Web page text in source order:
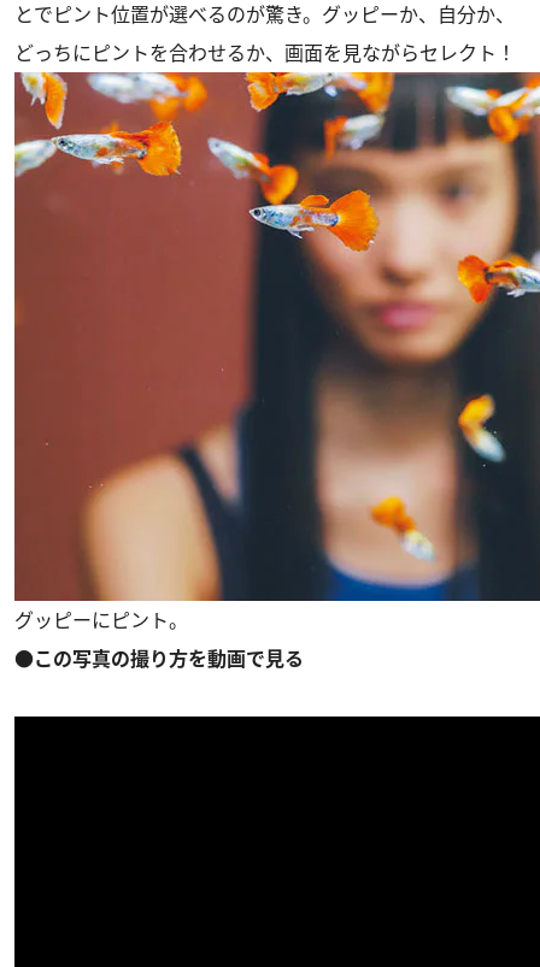
とでピント位置が選べるのが驚き。グッピーか、自分か、
どっちにピントを合わせるか、画面を見ながらセレクト！
グッピーにピント。
●この写真の撮り方を動画で見る